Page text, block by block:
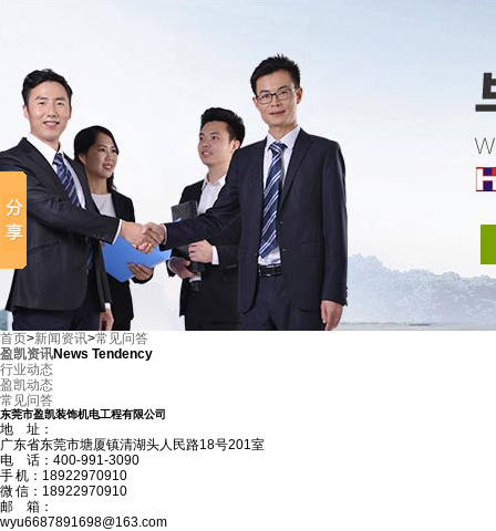
首页>新闻资讯>常见问答
盈凯资讯News Tendency
行业动态
盈凯动态
常见问答
东莞市盈凯装饰机电工程有限公司
地 址：
广东省东莞市塘厦镇清湖头人民路18号201室
电 话：400-991-3090
手 机：18922970910
微 信：18922970910
邮 箱：
wyu6687891698@163.com